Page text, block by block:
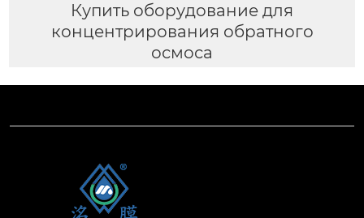
Купить оборудование для
концентрирования обратного
осмоса